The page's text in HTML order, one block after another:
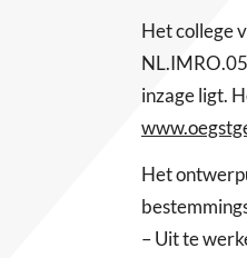
Het college
inzage ligt.
Het
– Uit te